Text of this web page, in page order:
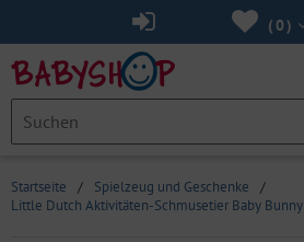
(0 )
Startseite / Spielzeug und Geschenke
/
Little Dutch Aktivitäten-Schmusetier Baby Bunny